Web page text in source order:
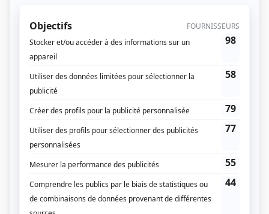
Pink Floyd
Compagnie de production
Radio-Québec
Diffuseur(s)
Dates de diffusion
Le 13 mai 1979
Durée et heure de diffusion